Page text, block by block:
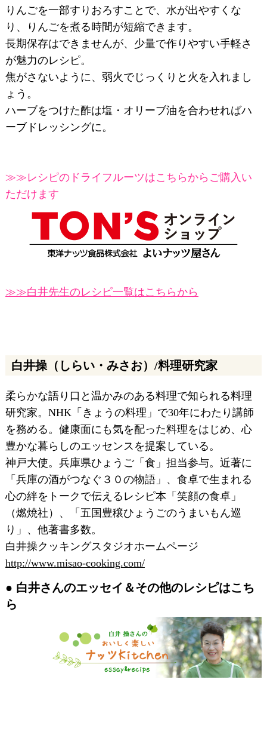
りんごを一部すりおろすことで、水が出やすくな
り、りんごを煮る時間が短縮できます。
長期保存はできませんが、少量で作りやすい手軽さ
が魅力のレシピ。
焦がさないように、弱火でじっくりと火を入れまし
ょう。
ハーブをつけた酢は塩・オリーブ油を合わせればハ
ーブドレッシングに。
≫≫レシピのドライフルーツはこちらからご購入い
ただけます
≫≫白井先生のレシピ一覧はこちらから
白井操（しらい・みさお）/料理研究家
柔らかな語り口と温かみのある料理で知られる料理
研究家。NHK「きょうの料理」で30年にわたり講師
を務める。健康面にも気を配った料理をはじめ、心
豊かな暮らしのエッセンスを提案している。
神戸大使。兵庫県ひょうご「食」担当参与。近著に
「兵庫の酒がつなぐ３０の物語」、食卓で生まれる
心の絆をトークで伝えるレシピ本「笑顔の食卓」
（燃焼社）、「五国豊穣ひょうごのうまいもん巡
り」、他著書多数。
白井操クッキングスタジオホームページ
http://www.misao-cooking.com/
白井さんのエッセイ＆その他のレシピはこち
ら